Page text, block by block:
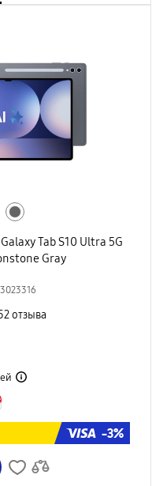
Tab S10 Ultra 5G
Gray
отзыва
-3%